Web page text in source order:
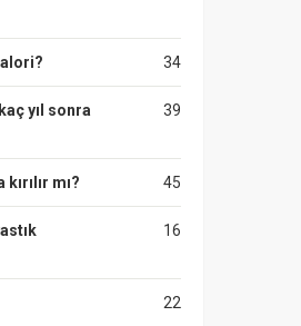
34
39
yıl sonra
45
mı?
16
22